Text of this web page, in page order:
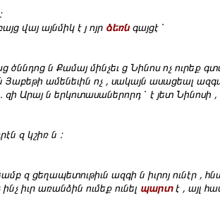
վայ այնմիկ է յ ոյր ձեռնգայցէ ՝
ն Քամայ մինչեւ ց Նինոս ոչ ուրեք
Յաբեթի ամենեւին ոչ , սակայն ասացեալ
Արայ ն երկոտասաներորդ ՝ է յետ Նինոսի ,
զ կշիռ ն :
զ ցեղապետութիւն ազգի ն իւրոյ ունէր ,
իւր առանձին ումեք ունել պարտէ , այլ